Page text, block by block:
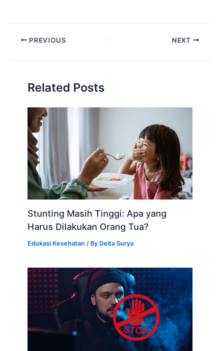
PREVIOUS NEXT
Related Posts
Stunting Masih Tinggi: Apa yang
Harus Dilakukan Orang Tua?
Edukasi Kesehatan / By Delta Surya